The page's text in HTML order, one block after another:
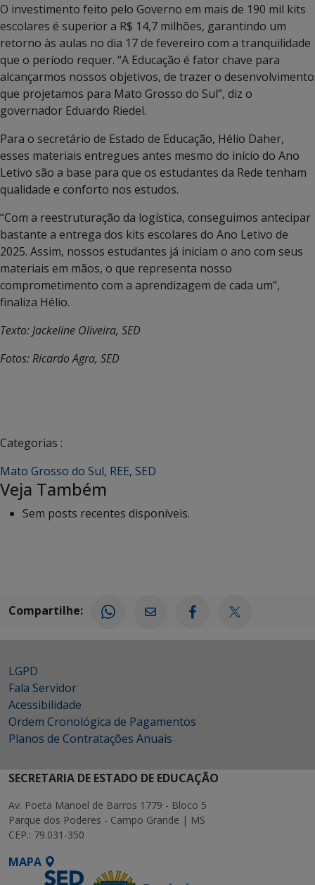
O investimento feito pelo Governo em mais de 190 mil kits
escolares é superior a R$ 14,7 milhões, garantindo um
retorno às aulas no dia 17 de fevereiro com a tranquilidade
que o período requer. “A Educação é fator chave para
alcançarmos nossos objetivos, de trazer o desenvolvimento
que projetamos para Mato Grosso do Sul”, diz o
governador Eduardo Riedel.
Para o secretário de Estado de Educação, Hélio Daher,
esses materiais entregues antes mesmo do início do Ano
Letivo são a base para que os estudantes da Rede tenham
qualidade e conforto nos estudos.
“Com a reestruturação da logística, conseguimos antecipar
bastante a entrega dos kits escolares do Ano Letivo de
2025. Assim, nossos estudantes já iniciam o ano com seus
materiais em mãos, o que representa nosso
comprometimento com a aprendizagem de cada um”,
finaliza Hélio.
Texto: Jackeline Oliveira, SED
Fotos: Ricardo Agra, SED
Categorias :
Mato Grosso do Sul, REE, SED
Veja Também
Sem posts recentes disponíveis.
Compartilhe:
LGPD
Fala Servidor
Acessibilidade
Ordem Cronológica de Pagamentos
Planos de Contratações Anuais
SECRETARIA DE ESTADO DE EDUCAÇÃO
Av. Poeta Manoel de Barros 1779 - Bloco 5
Parque dos Poderes - Campo Grande | MS
CEP.: 79.031-350
MAPA